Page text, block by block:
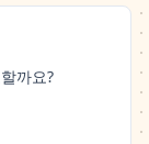
까요?